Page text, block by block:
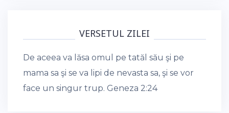
VERSETUL ZILEI
De aceea va lăsa omul pe tatăl său şi pe
mama sa şi se va lipi de nevasta sa, şi se vor
face un singur trup. Geneza 2:24